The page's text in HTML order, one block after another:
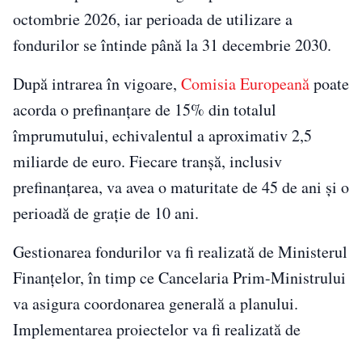
octombrie 2026, iar perioada de utilizare a
fondurilor se întinde până la 31 decembrie 2030.
După intrarea în vigoare, Comisia Europeanăpoate
acorda o prefinanțare de 15% din totalul
împrumutului, echivalentul a aproximativ 2,5
miliarde de euro. Fiecare tranșă, inclusiv
prefinanțarea, va avea o maturitate de 45 de ani și o
perioadă de grație de 10 ani.
Gestionarea fondurilor va fi realizată de Ministerul
Finanțelor, în timp ce Cancelaria Prim-Ministrului
va asigura coordonarea generală a planului.
Implementarea proiectelor va fi realizată de